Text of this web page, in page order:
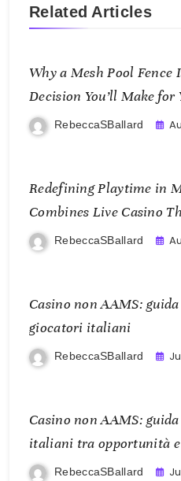
Related Articles
Why a Mesh Pool Fence
Decision You’ll Make for
RebeccaSBallard
Redefining Playtime in
Combines Live Casino
and Mobile Freedom
RebeccaSBallard
Casino non AAMS:
giocatori italiani
RebeccaSBallard
Casino non AAMS:
italiani tra opportunità
RebeccaSBallard